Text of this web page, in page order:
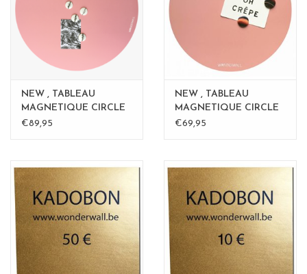
NEW , TABLEAU
MAGNETIQUE CIRCLE
ROSE - 60 cm
€89,95
NEW , TABLEAU
MAGNETIQUE CIRCLE
ROSE 40cm
€69,95